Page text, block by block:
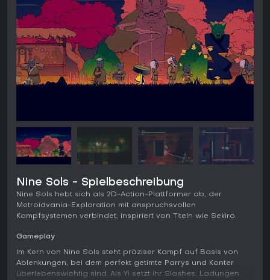
Nine Sols - Spielbeschreibung
Nine Sols hebt sich als 2D-Action-Plattformer ab, der
Metroidvania-Exploration mit anspruchsvollen
Kampfsystemen verbindet, inspiriert von Titeln wie Sekiro.
Gameplay
Im Kern von Nine Sols steht präziser Kampf auf Basis von
Ablenkungen, bei dem perfekt getimte Parrys und Konter
überlebenswichtig sind. Als Yi setzt ihr Slashes, Ladungen